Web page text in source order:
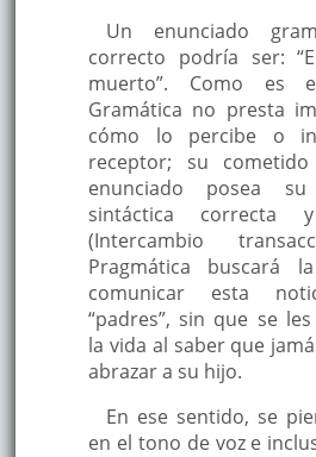
Un enunciado
correcto podría ser:
muerto”. Como es
Gramática no presta
cómo lo percibe o
receptor; su
enunciado posea su
sintáctica correcta
(Intercambio
Pragmática buscará
comunicar esta
“padres”, sin que se
la vida al saber que
abrazar a su hijo.
En ese sentido, se
en el tono de voz e